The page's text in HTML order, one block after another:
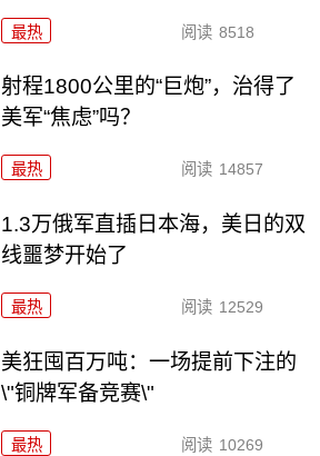
最热 阅读 8518
射程1800公里的“巨炮”，治得了
美军“焦虑”吗？
最热 阅读 14857
1.3万俄军直插日本海，美日的双
线噩梦开始了
最热 阅读 12529
美狂囤百万吨：一场提前下注的
\"铜牌军备竞赛\"
最热 阅读 10269